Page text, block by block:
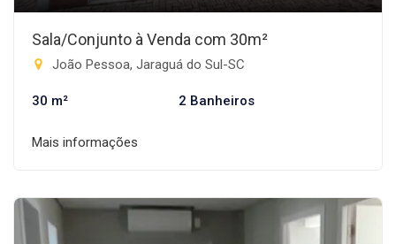
Sala/Conjunto à Venda com 30m²
João Pessoa, Jaraguá do Sul-SC
30 m² 2 Banheiros
Mais informações